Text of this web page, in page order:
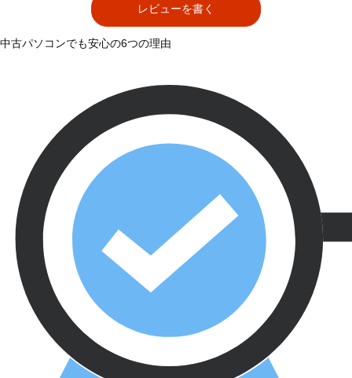
レビューを書く
中古パソコンでも安心の6つの理由